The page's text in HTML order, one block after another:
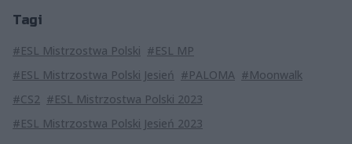
Tagi
#ESL Mistrzostwa Polski #ESL MP
#ESL Mistrzostwa Polski Jesień #PALOMA #Moonwalk
#CS2 #ESL Mistrzostwa Polski 2023
#ESL Mistrzostwa Polski Jesień 2023